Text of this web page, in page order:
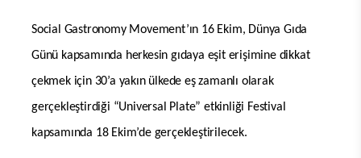
Social Gastronomy Movement’ın 16 Ekim, Dünya Gıda
Günü kapsamında herkesin gıdaya eşit erişimine dikkat
çekmek için 30’a yakın ülkede eş zamanlı olarak
gerçekleştirdiği “Universal Plate” etkinliği Festival
kapsamında 18 Ekim’de gerçekleştirilecek.